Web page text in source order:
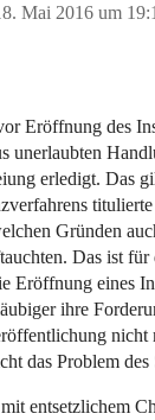
Mai 2016 um
Eröffnung des
unerlaubten
erledigt. Das
Gründen
Das ist
Eröffnung eines
ihre
nicht
das Problem des
entsetzlichem